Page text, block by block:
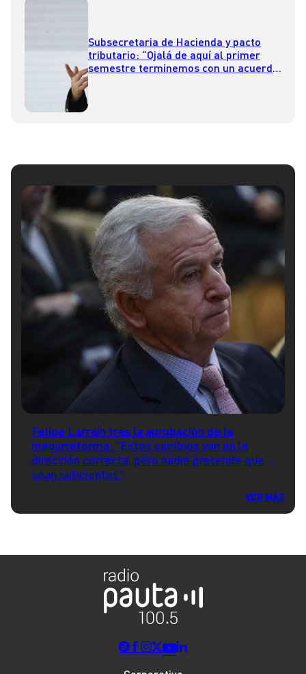
Subsecretaria de Hacienda y pacto
tributario: “Ojalá de aquí al primer
semestre terminemos con un acuerdo
Felipe Larraín tras la aprobación de la
megarreforma: "Estos cambios van en la
dirección correcta, pero nadie pretende que
sean suficientes"
VER MÁS